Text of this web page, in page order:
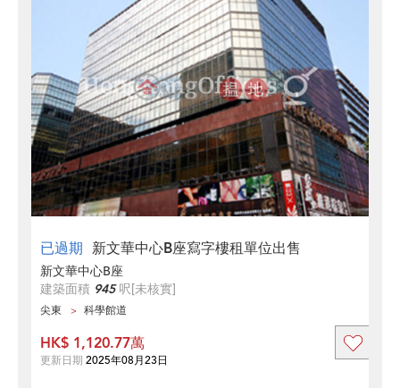
已過期 新文華中心B座寫字樓租單位出售
新文華中心B座
建築面積 945呎[未核實]
尖東 科學館道
HK$ 1,120.77萬
更新日期 2025年08月23日